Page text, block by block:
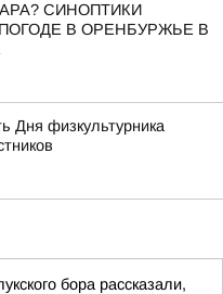
СИНОПТИКИ
В ОРЕНБУРЖЬЕ В
Дня физкультурника
бора рассказали,